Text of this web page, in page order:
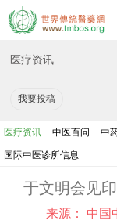
医疗资讯
我要投稿
医疗资讯 中医百问 中
国际中医诊所信息
于文明会见
来源： 中国